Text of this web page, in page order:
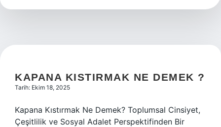
KAPANA KISTIRMAK NE DEMEK ?
Tarih: Ekim 18, 2025
Kapana Kıstırmak Ne Demek? Toplumsal Cinsiyet,
Çeşitlilik ve Sosyal Adalet Perspektifinden Bir